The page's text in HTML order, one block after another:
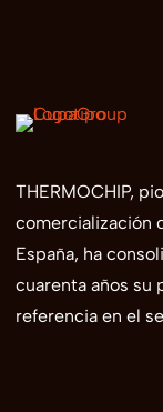
THERMOCHIP,
comercialización
España, ha
cuarenta años su
referencia en el